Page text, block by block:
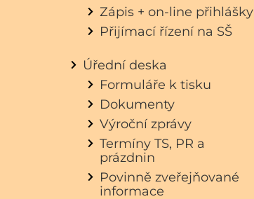
Zápis + on-line přihlášky
Přijímací řízení na SŠ
Úřední deska
Formuláře k tisku
Dokumenty
Výroční zprávy
Termíny TS, PR a
prázdnin
Povinně zveřejňované
informace